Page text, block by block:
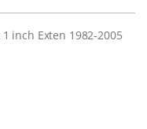
inch Exten 1982-2005